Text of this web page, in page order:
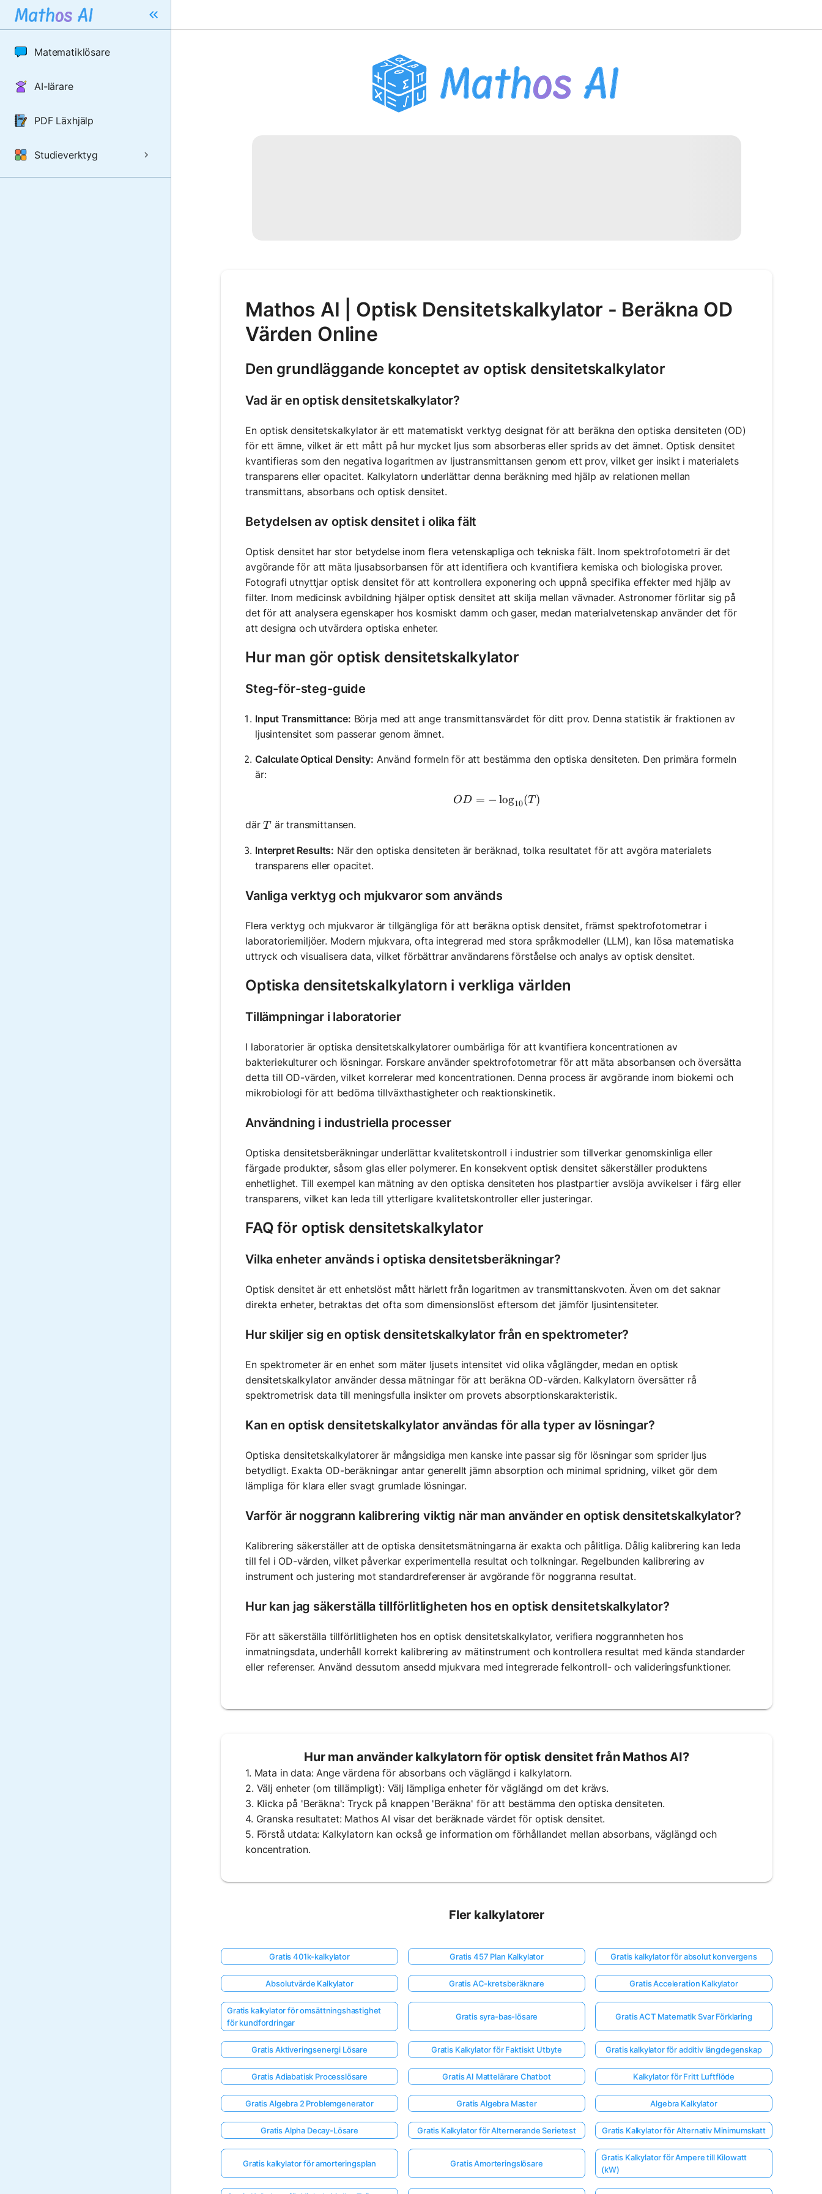
Matematiklösare
AI-lärare
PDF Läxhjälp
Studieverktyg
Mathos AI | Optisk Densitetskalkylator - Beräkna OD
Värden Online
Den grundläggande konceptet av optisk densitetskalkylator
Vad är en optisk densitetskalkylator?
En optisk densitetskalkylator är ett matematiskt verktyg designat för att beräkna den optiska densiteten (OD)
för ett ämne, vilket är ett mått på hur mycket ljus som absorberas eller sprids av det ämnet. Optisk densitet
kvantifieras som den negativa logaritmen av ljustransmittansen genom ett prov, vilket ger insikt i materialets
transparens eller opacitet. Kalkylatorn underlättar denna beräkning med hjälp av relationen mellan
transmittans, absorbans och optisk densitet.
Betydelsen av optisk densitet i olika fält
Optisk densitet har stor betydelse inom flera vetenskapliga och tekniska fält. Inom spektrofotometri är det
avgörande för att mäta ljusabsorbansen för att identifiera och kvantifiera kemiska och biologiska prover.
Fotografi utnyttjar optisk densitet för att kontrollera exponering och uppnå specifika effekter med hjälp av
filter. Inom medicinsk avbildning hjälper optisk densitet att skilja mellan vävnader. Astronomer förlitar sig på
det för att analysera egenskaper hos kosmiskt damm och gaser, medan materialvetenskap använder det för
att designa och utvärdera optiska enheter.
Hur man gör optisk densitetskalkylator
Steg-för-steg-guide
Input Transmittance: Börja med att ange transmittansvärdet för ditt prov. Denna statistik är fraktionen av
ljusintensitet som passerar genom ämnet.
Calculate Optical Density: Använd formeln för att bestämma den optiska densiteten. Den primära formeln
är:
OD = -\log_{10}(T)
OD = − log10(T )
därT
Tär transmittansen.
Interpret Results: När den optiska densiteten är beräknad, tolka resultatet för att avgöra materialets
transparens eller opacitet.
Vanliga verktyg och mjukvaror som används
Flera verktyg och mjukvaror är tillgängliga för att beräkna optisk densitet, främst spektrofotometrar i
laboratoriemiljöer. Modern mjukvara, ofta integrerad med stora språkmodeller (LLM), kan lösa matematiska
uttryck och visualisera data, vilket förbättrar användarens förståelse och analys av optisk densitet.
Optiska densitetskalkylatorn i verkliga världen
Tillämpningar i laboratorier
I laboratorier är optiska densitetskalkylatorer oumbärliga för att kvantifiera koncentrationen av
bakteriekulturer och lösningar. Forskare använder spektrofotometrar för att mäta absorbansen och översätta
detta till OD-värden, vilket korrelerar med koncentrationen. Denna process är avgörande inom biokemi och
mikrobiologi för att bedöma tillväxthastigheter och reaktionskinetik.
Användning i industriella processer
Optiska densitetsberäkningar underlättar kvalitetskontroll i industrier som tillverkar genomskinliga eller
färgade produkter, såsom glas eller polymerer. En konsekvent optisk densitet säkerställer produktens
enhetlighet. Till exempel kan mätning av den optiska densiteten hos plastpartier avslöja avvikelser i färg eller
transparens, vilket kan leda till ytterligare kvalitetskontroller eller justeringar.
FAQ för optisk densitetskalkylator
Vilka enheter används i optiska densitetsberäkningar?
Optisk densitet är ett enhetslöst mått härlett från logaritmen av transmittanskvoten. Även om det saknar
direkta enheter, betraktas det ofta som dimensionslöst eftersom det jämför ljusintensiteter.
Hur skiljer sig en optisk densitetskalkylator från en spektrometer?
En spektrometer är en enhet som mäter ljusets intensitet vid olika våglängder, medan en optisk
densitetskalkylator använder dessa mätningar för att beräkna OD-värden. Kalkylatorn översätter rå
spektrometrisk data till meningsfulla insikter om provets absorptionskarakteristik.
Kan en optisk densitetskalkylator användas för alla typer av lösningar?
Optiska densitetskalkylatorer är mångsidiga men kanske inte passar sig för lösningar som sprider ljus
betydligt. Exakta OD-beräkningar antar generellt jämn absorption och minimal spridning, vilket gör dem
lämpliga för klara eller svagt grumlade lösningar.
Varför är noggrann kalibrering viktig när man använder en optisk densitetskalkylator?
Kalibrering säkerställer att de optiska densitetsmätningarna är exakta och pålitliga. Dålig kalibrering kan leda
till fel i OD-värden, vilket påverkar experimentella resultat och tolkningar. Regelbunden kalibrering av
instrument och justering mot standardreferenser är avgörande för noggranna resultat.
Hur kan jag säkerställa tillförlitligheten hos en optisk densitetskalkylator?
För att säkerställa tillförlitligheten hos en optisk densitetskalkylator, verifiera noggrannheten hos
inmatningsdata, underhåll korrekt kalibrering av mätinstrument och kontrollera resultat med kända standarder
eller referenser. Använd dessutom ansedd mjukvara med integrerade felkontroll- och valideringsfunktioner.
Hur man använder kalkylatorn för optisk densitet från Mathos AI?
1. Mata in data: Ange värdena för absorbans och väglängd i kalkylatorn.
2. Välj enheter (om tillämpligt): Välj lämpliga enheter för väglängd om det krävs.
3. Klicka på 'Beräkna': Tryck på knappen 'Beräkna' för att bestämma den optiska densiteten.
4. Granska resultatet: Mathos AI visar det beräknade värdet för optisk densitet.
5. Förstå utdata: Kalkylatorn kan också ge information om förhållandet mellan absorbans, väglängd och
koncentration.
Fler kalkylatorer
Gratis 401k-kalkylator Gratis 457 Plan Kalkylator Gratis kalkylator för absolut konvergens
Absolutvärde Kalkylator Gratis AC-kretsberäknare Gratis Acceleration Kalkylator
Gratis kalkylator för omsättningshastighet
för kundfordringar
Gratis syra-bas-lösare Gratis ACT Matematik Svar Förklaring
Gratis Aktiveringsenergi Lösare Gratis Kalkylator för Faktiskt Utbyte Gratis kalkylator för additiv längdegenskap
Gratis Adiabatisk Processlösare Gratis AI Mattelärare Chatbot Kalkylator för Fritt Luftflöde
Gratis Algebra 2 Problemgenerator Gratis Algebra Master Algebra Kalkylator
Gratis Alpha Decay-Lösare Gratis Kalkylator för Alternerande Serietest Gratis Kalkylator för Alternativ Minimumskatt
Gratis kalkylator för amorteringsplan Gratis Amorteringslösare
Gratis Kalkylator för Ampere till Kilowatt
(kW)